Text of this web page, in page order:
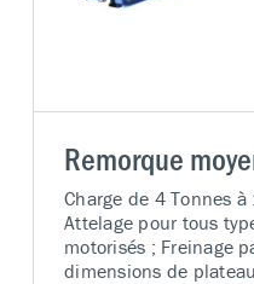
Remorque
Charge de 4 Tonnes à
Attelage pour tous
motorisés ; Freinage
dimensions de